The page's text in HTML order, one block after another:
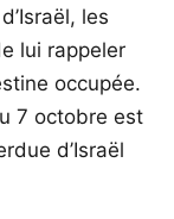
les
lui rappeler
occupée.
7 octobre est
d’Israël